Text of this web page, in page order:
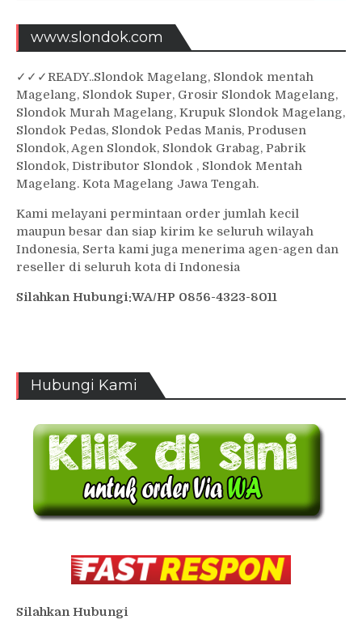
www.slondok.com
✓ ✓✓READY..Slondok Magelang, Slondok mentah
Magelang, Slondok Super, Grosir Slondok Magelang,
Slondok Murah Magelang, Krupuk Slondok Magelang,
Slondok Pedas, Slondok Pedas Manis, Produsen
Slondok, Agen Slondok, Slondok Grabag, Pabrik
Slondok, Distributor Slondok , Slondok Mentah
Magelang. Kota Magelang Jawa Tengah.
Kami melayani permintaan order jumlah kecil
maupun besar dan siap kirim ke seluruh wilayah
Indonesia, Serta kami juga menerima agen-agen dan
reseller di seluruh kota di Indonesia
Silahkan Hubungi:WA/HP 0856-4323-8011
Hubungi Kami
Silahkan Hubungi